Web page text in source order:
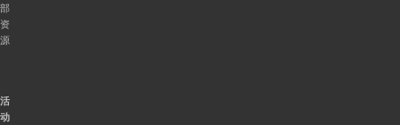
部
资
源
活
动